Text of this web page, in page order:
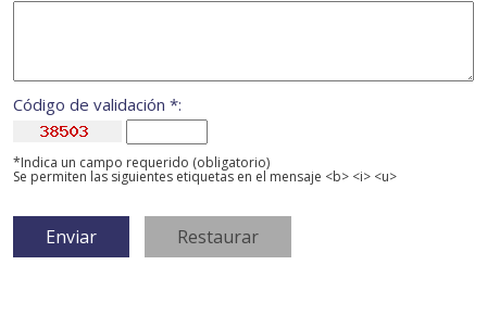
Código de validación *:
*Indica un campo requerido (obligatorio)
Se permiten las siguientes etiquetas en el mensaje <b> <i> <u>